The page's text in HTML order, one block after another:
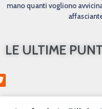
mano quanti vogliono
LE ULTIME